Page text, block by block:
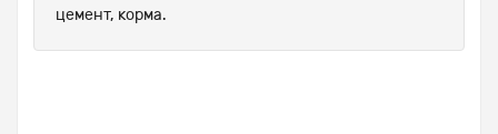
цемент, корма.